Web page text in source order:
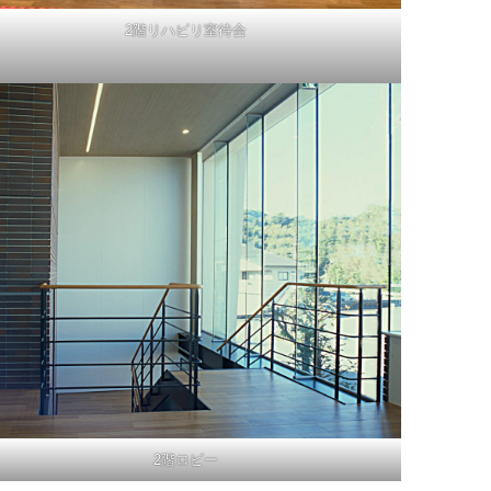
2階リハビリ室待合
2階ロビー